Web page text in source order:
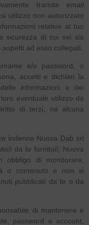
tramite email
utilizzo non autorizzato
relative al tuo
sicurezza di cui sei sia
ad esso collegati.
e/o password, o
accetti e dichiari la
informazioni e dei
eventuale utilizzo da
di terzi, né alcuna
indenne Nuova Dab srl
i da te fornito/i; Nuova
di monitorare,
o contenuto e non si
pubblicati da te o da
di mantenere e
password e account,